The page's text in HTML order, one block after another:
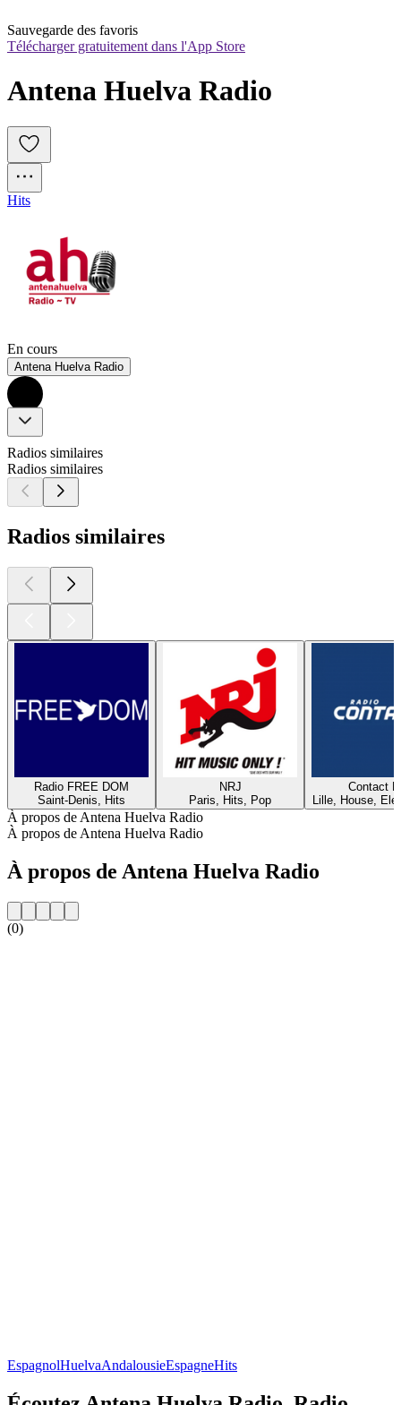
Sauvegarde des favoris
Télécharger gratuitement dans l'App Store
Antena Huelva Radio
Hits
En cours
Antena Huelva Radio
Radios similaires
Radios similaires
Radios similaires
Radio FREE DOM
Saint-Denis, Hits
NRJ
Paris, Hits, Pop
Contact
Lille, House,
À propos de Antena Huelva Radio
À propos de Antena Huelva Radio
À propos de Antena Huelva Radio
(0)
EspagnolHuelvaAndalousieEspagneHits